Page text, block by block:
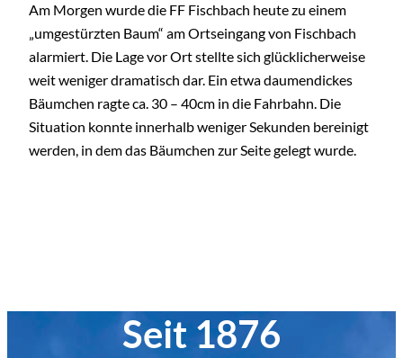
Am Morgen wurde die FF Fischbach heute zu einem
„umgestürzten Baum“ am Ortseingang von Fischbach
alarmiert. Die Lage vor Ort stellte sich glücklicherweise
weit weniger dramatisch dar. Ein etwa daumendickes
Bäumchen ragte ca. 30 – 40cm in die Fahrbahn. Die
Situation konnte innerhalb weniger Sekunden bereinigt
werden, in dem das Bäumchen zur Seite gelegt wurde.
Seit 1876